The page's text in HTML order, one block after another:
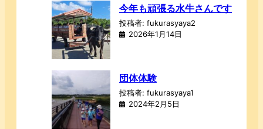
今年も頑張る水牛さんです
投稿者: fukurasyaya2
2026年1月14日
団体体験
投稿者: fukurasyaya1
2024年2月5日